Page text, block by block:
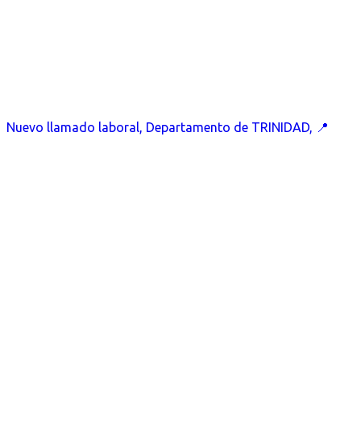
Nuevo llamado laboral, Departamento de TRINIDAD, 📍